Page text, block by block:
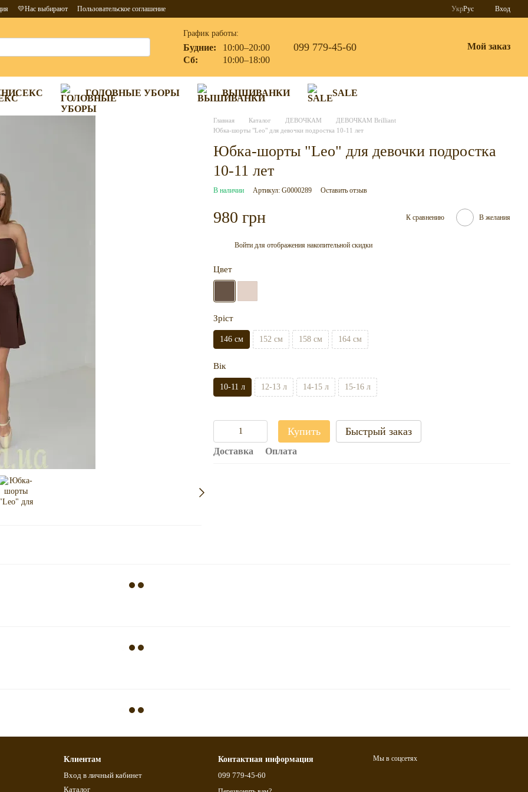
💛Нас выбирают Пользовательское соглашение УкрРус Вход
График работы:
Будние:
10:00–20:00
Сб:
10:00–18:00
099 779-45-60 Мой заказ
ГОЛОВНЫЕ УБОРЫ ВЫШИВАНКИ SALE
Главная Каталог ДЕВОЧКАМ
ДЕВОЧКАМ Brilliant
Юбка-шорты "Leo" для девочки подростка 10-11 лет
Юбка-шорты "Leo" для девочки подростка
10-11 лет
В наличии Артикул: G0000289 Оставить отзыв
980 грн К сравнению В желания
Войти для отображения накопительной скидки
Цвет
Зріст
146 см 152 см 158 см 164 см
Вік
10-11 л 12-13 л 14-15 л 15-16 л
Купить Быстрый заказ
Доставка Оплата
Клиентам
Вход в личный кабинет
Каталог
Контактная информация
099 779-45-60
Мы в соцсетях